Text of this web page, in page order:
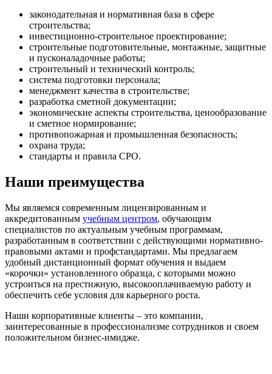
законодательная и нормативная база в сфере
строительства;
инвестиционно-строительное проектирование;
строительные подготовительные, монтажные, защитные
и пусконаладочные работы;
строительный и технический контроль;
система подготовки персонала;
менеджмент качества в строительстве;
разработка сметной документации;
экономические аспекты строительства, ценообразование
и сметное нормирование;
противопожарная и промышленная безопасность;
охрана труда;
стандарты и правила СРО.
Наши преимущества
Мы являемся современным лицензированным и
аккредитованным учебным центром, обучающим
специалистов по актуальным учебным программам,
разработанным в соответствии с действующими нормативно-
правовыми актами и профстандартами. Мы предлагаем
удобный дистанционный формат обучения и выдаем
«корочки» установленного образца, с которыми можно
устроиться на престижную, высокооплачиваемую работу и
обеспечить себе условия для карьерного роста.
Наши корпоративные клиенты – это компании,
заинтересованные в профессионализме сотрудников и своем
положительном бизнес-имидже.